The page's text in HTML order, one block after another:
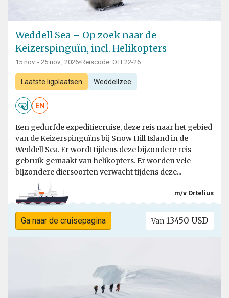
Weddell Sea – Op zoek naar de
Keizerspinguïn, incl. Helikopters
15 nov. - 25 nov., 2026•Reiscode: OTL22-26
Laatste ligplaatsen Weddellzee
EN
Een gedurfde expeditiecruise, deze reis naar het gebied
van de Keizerspinguïns bij Snow Hill Island in de
Weddell Sea. Er wordt tijdens deze bijzondere reis
gebruik gemaakt van helikopters. Er worden vele
bijzondere diersoorten verwacht tijdens deze...
m/v Ortelius
Ga naar de cruisepagina Van 13450 USD